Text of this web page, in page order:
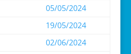
05/05/2024
19/05/2024
02/06/2024